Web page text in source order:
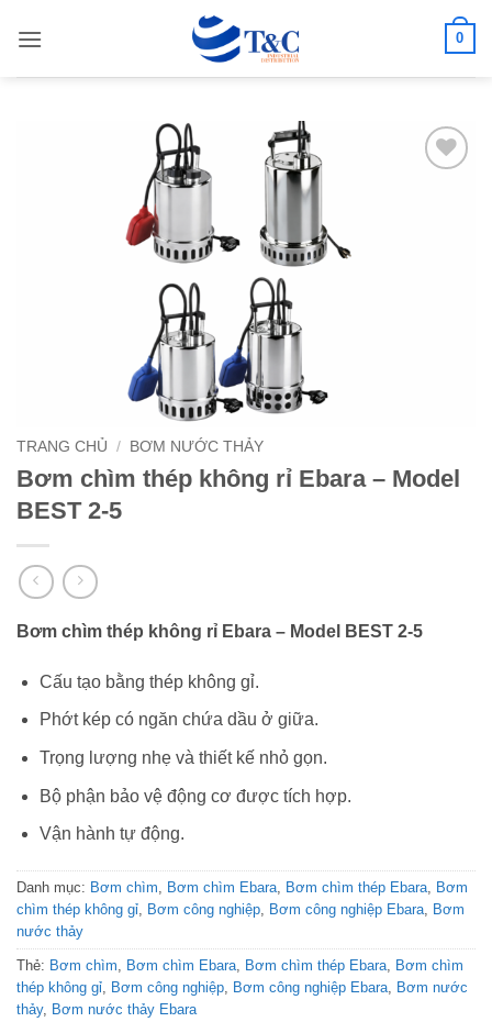
qua
0
TRANG CHỦ / BƠM NƯỚC THẢY
Bơm chìm thép không rỉ Ebara – Model
BEST 2-5
Bơm chìm thép không rỉ Ebara – Model BEST 2-5
Cấu tạo bằng thép không gỉ.
Phớt kép có ngăn chứa dầu ở giữa.
Trọng lượng nhẹ và thiết kế nhỏ gọn.
Bộ phận bảo vệ động cơ được tích hợp.
Vận hành tự động.
Danh mục: Bơm chìm, Bơm chìm Ebara, Bơm chìm thép Ebara, Bơm
chìm thép không gỉ, Bơm công nghiệp, Bơm công nghiệp Ebara, Bơm
nước thảy
Thẻ: Bơm chìm, Bơm chìm Ebara, Bơm chìm thép Ebara, Bơm chìm
thép không gỉ, Bơm công nghiệp, Bơm công nghiệp Ebara, Bơm nước
thảy, Bơm nước thảy Ebara